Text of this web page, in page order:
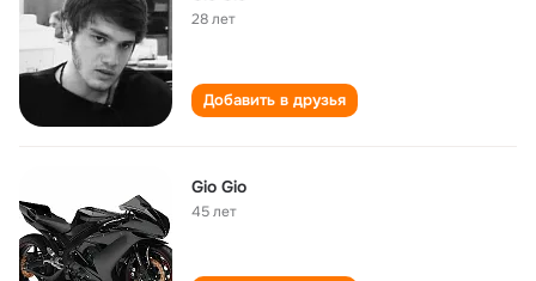
28 лет
Добавить в друзья
Gio Gio
45 лет